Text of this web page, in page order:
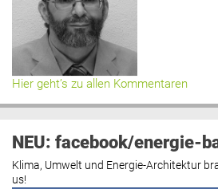
Hier geht’s zu allen Kommentaren
NEU: facebook/energie-
Klima, Umwelt und Energie-Architektur
us!